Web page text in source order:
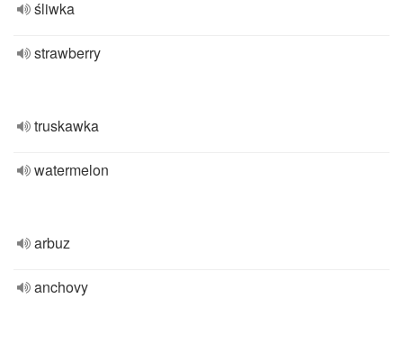
śliwka
strawberry
truskawka
watermelon
arbuz
anchovy